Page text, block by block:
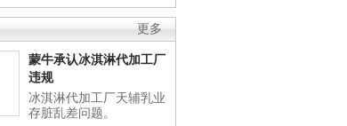
更多
蒙牛承认冰淇淋代加工厂
违规
冰淇淋代加工厂天辅乳业
存脏乱差问题。